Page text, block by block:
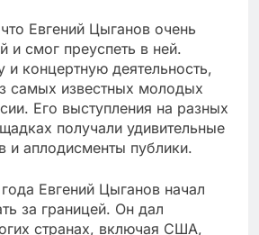
Евгений Цыганов очень
и смог преуспеть в ней.
концертную деятельность,
самых известных молодых
Его выступления на разных
получали удивительные
и аплодисменты публики.
Евгений Цыганов начал
за границей. Он дал
странах, включая США,